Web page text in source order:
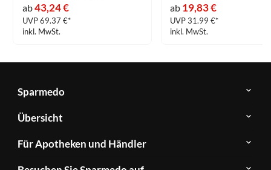
ab43,24 €
UVP 69.37 €*
inkl. MwSt.
ab 19,83 €
UVP 31.99 €*
inkl. MwSt.
Sparmedo
Über
Sparmedo
FAQ
Kontakt
Übersicht
Herstellerverzeichnis
Produkte
Für Apotheken und Händler